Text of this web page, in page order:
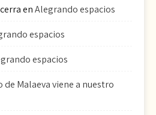
enAlegrando espacios
espacios
espacios
de Malaeva viene a nuestro